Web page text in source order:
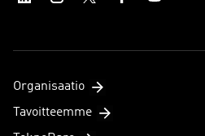
Organisaatio
Tavoitteemme